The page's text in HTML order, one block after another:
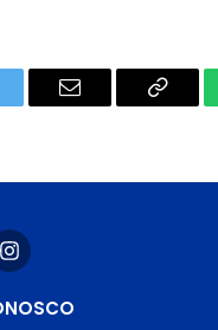
Email
Copy